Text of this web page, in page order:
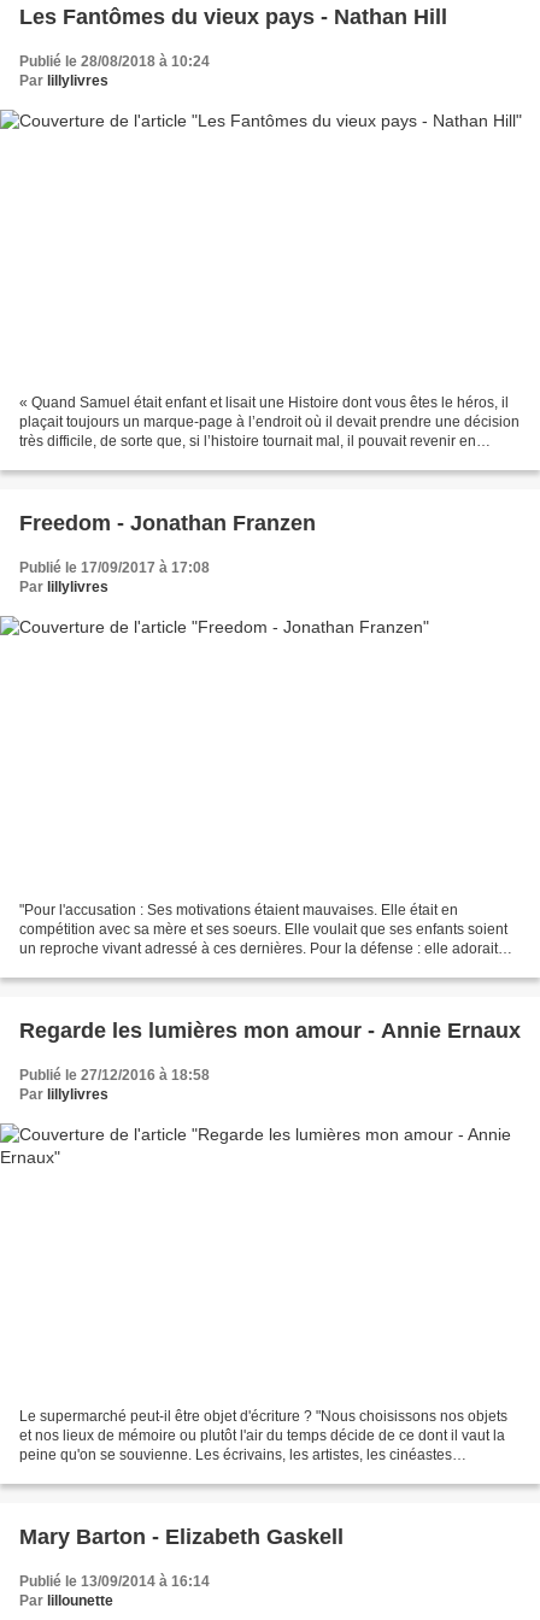
Les Fantômes du vieux pays - Nathan Hill
Publié le 28/08/2018 à 10:24
Par lillylivres
« Quand Samuel était enfant et lisait une Histoire dont vous êtes le héros, il
plaçait toujours un marque-page à l’endroit où il devait prendre une décision
très difficile, de sorte que, si l’histoire tournait mal, il pouvait revenir en
Freedom - Jonathan Franzen
Publié le 17/09/2017 à 17:08
Par lillylivres
"Pour l'accusation : Ses motivations étaient mauvaises. Elle était en
compétition avec sa mère et ses soeurs. Elle voulait que ses enfants soient
un reproche vivant adressé à ces dernières. Pour la défense : elle adorait
Regarde les lumières mon amour - Annie Ernaux
Publié le 27/12/2016 à 18:58
Par lillylivres
Le supermarché peut-il être objet d'écriture ? "Nous choisissons nos objets
et nos lieux de mémoire ou plutôt l'air du temps décide de ce dont il vaut la
peine qu'on se souvienne. Les écrivains, les artistes, les cinéastes
Mary Barton - Elizabeth Gaskell
Publié le 13/09/2014 à 16:14
Par lillounette